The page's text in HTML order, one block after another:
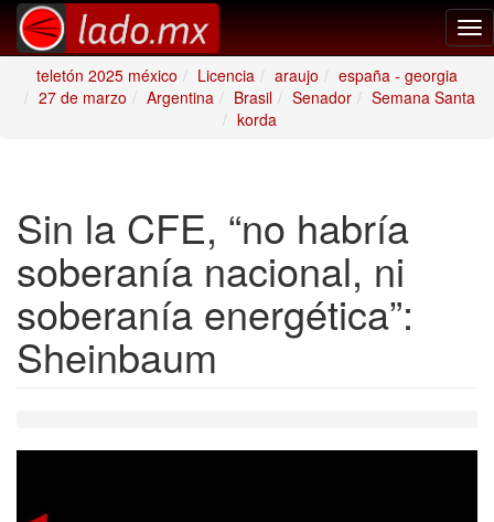
teletón 2025 méxico
Licencia araujo
españa - georgia
27 de marzo
Argentina Brasil Senador
Semana Santa
korda
Sin la CFE, “no habría
soberanía nacional, ni
soberanía energética”:
Sheinbaum